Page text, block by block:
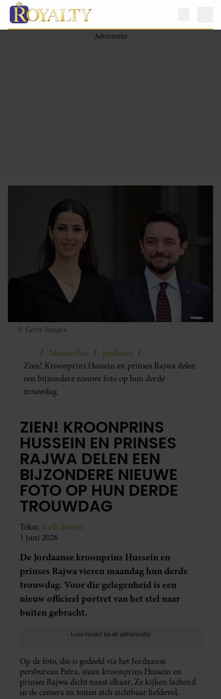
© Getty Images
Monarchie
jordanie
Zien! Kroonprins Hussein en prinses Rajwa delen
een bijzondere nieuwe foto op hun derde
trouwdag
ZIEN! KROONPRINS
HUSSEIN EN PRINSES
RAJWA DELEN EEN
BIJZONDERE NIEUWE
FOTO OP HUN DERDE
TROUWDAG
Tekst: Ruth Smeets
1 juni 2026
De Jordaanse kroonprins Hussein en
prinses Rajwa vieren maandag hun derde
trouwdag. Voor die gelegenheid is een
nieuw officieel portret van het stel naar
buiten gebracht.
Op de foto, die is gedeeld via het Jordaanse
persbureau Petra, staan kroonprins Hussein en
prinses Rajwa dicht naast elkaar. Ze kijken lachend
in de camera en tonen zich zichtbaar liefdevol.